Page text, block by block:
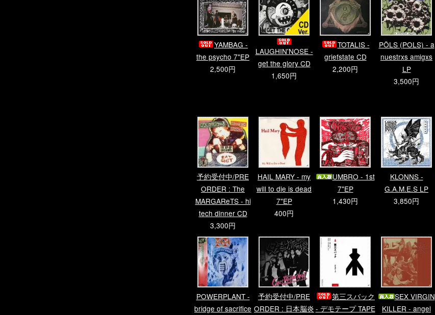
YAMBAG -
the psycho 7"EP
2,500円
LAUGHIN'NOSE -
get the glory CD
1,650円
TOTALIS -
griefstate CD
2,200円
PÖLS (POLS) - a
nuestrxs amigxs
LP
3,500円
予約受付中/PRE
ORDER : The
MARGAReTS - hi
tech dinner CD
3,300円
HAIL MARY - my
will to die is dead
7"EP
400円
UMBRO - 1st
7"EP
1,430円
KLONNS -
G.A.M.E.S LP
3,850円
POWERPLANT -
bridge of sacrifice
予約受付中/PRE
ORDER : 日本脳炎
第三スバック
- デモテープ TAPE
SEX VIRGIN
KILLER - angel